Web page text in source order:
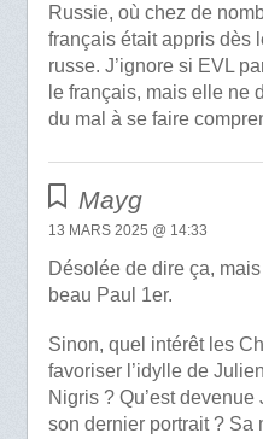
Russie, où chez de
français était appris dès
russe. J’ignore si EVL
le français, mais elle ne
du mal à se faire
Mayg
13 MARS 2025 @ 14:33
Désolée de dire ça,
beau Paul 1er.
Sinon, quel intérêt les
favoriser l’idylle de
Nigris ? Qu’est
son dernier portrait ? Sa